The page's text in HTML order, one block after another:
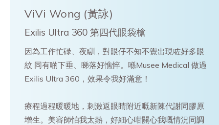
ViVi Wong (黃詠)
Exilis Ultra 360 第四代眼袋槍
因為工作忙碌、夜瞓，對眼仔不知不覺出現咗好多眼
紋 同有啲下垂、睇落好憔悴。喺Musee Medical 做過
Exilis Ultra 360，效果令我好滿意！
療程過程暖暖地，刺激返眼睛附近嘅新陳代謝同膠原
增生。美容師怕我太熱，好細心咁關心我嘅情況同調